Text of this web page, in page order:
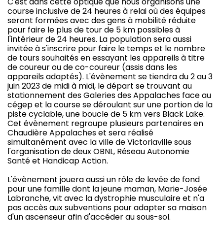
course inclusive de 24 heures à relai où des équipes
seront formées avec des gens à mobilité réduite
pour faire le plus de tour de 5 km possibles à
l'intérieur de 24 heures. La population sera aussi
invitée à s'inscrire pour faire le temps et le nombre
de tours souhaités en essayant les appareils à titre
de coureur ou de co-coureur (assis dans les
appareils adaptés). L'évènement se tiendra du 2 au 3
juin 2023 de midi à midi, le départ se trouvant au
stationnement des Galeries des Appalaches face au
cégep et la course se déroulant sur une portion de la
piste cyclable, une boucle de 5 km vers Black Lake.
Cet évènement regroupe plusieurs partenaires en
Chaudière Appalaches et sera réalisé
simultanément avec la ville de Victoriaville sous
l'organisation de deux OBNL, Réseau Autonomie
Santé et Handicap Action.
L'évènement jouera aussi un rôle de levée de fond
pour une famille dont la jeune maman, Marie-Josée
Labranche, vit avec la dystrophie musculaire et n'a
pas accès aux subventions pour adapter sa maison
d'un ascenseur afin d'accéder au sous-sol.